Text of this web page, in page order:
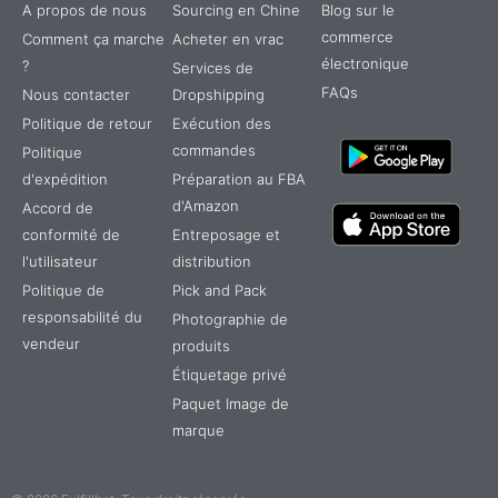
A propos de nous
Comment ça marche
?
Nous contacter
Politique de retour
Politique
d'expédition
Accord de
conformité de
l'utilisateur
Politique de
responsabilité du
vendeur
Sourcing en Chine
Acheter en vrac
Services de
Dropshipping
Exécution des
commandes
Préparation au FBA
d'Amazon
Entreposage et
distribution
Pick and Pack
Photographie de
produits
Étiquetage privé
Paquet Image de
marque
Blog sur le
commerce
électronique
FAQs